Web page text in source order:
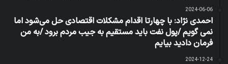
2024-06-06
احمدی نژاد: با چهارتا اقدام مشکلات اقتصادی حل می‌شود اما
نمی گویم /پول نفت باید مستقیم به جیب مردم برود /به من
فرمان دادید بیایم
2024-12-24